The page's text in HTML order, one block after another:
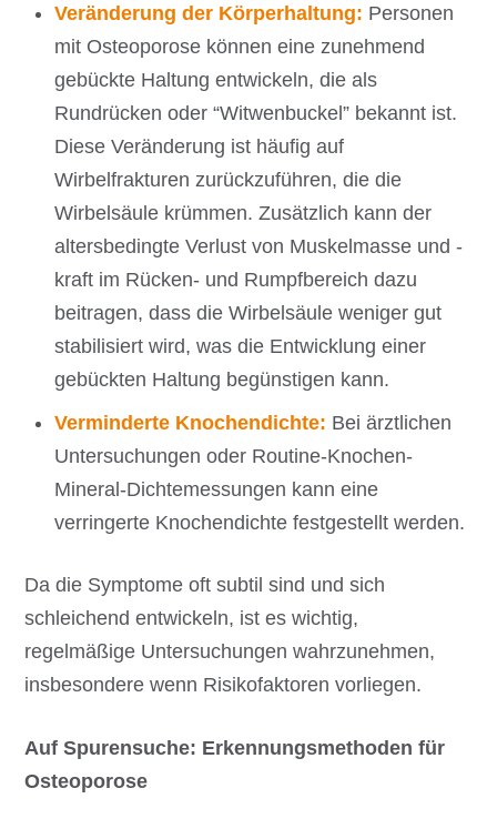
Veränderung der Körperhaltung: Personen
mit Osteoporose können eine zunehmend
gebückte Haltung entwickeln, die als
Rundrücken oder “Witwenbuckel” bekannt ist.
Diese Veränderung ist häufig auf
Wirbelfrakturen zurückzuführen, die die
Wirbelsäule krümmen. Zusätzlich kann der
altersbedingte Verlust von Muskelmasse und -
kraft im Rücken- und Rumpfbereich dazu
beitragen, dass die Wirbelsäule weniger gut
stabilisiert wird, was die Entwicklung einer
gebückten Haltung begünstigen kann.
Verminderte Knochendichte: Bei ärztlichen
Untersuchungen oder Routine-Knochen-
Mineral-Dichtemessungen kann eine
verringerte Knochendichte festgestellt werden.
Da die Symptome oft subtil sind und sich
schleichend entwickeln, ist es wichtig,
regelmäßige Untersuchungen wahrzunehmen,
insbesondere wenn Risikofaktoren vorliegen.
Auf Spurensuche: Erkennungsmethoden für
Osteoporose